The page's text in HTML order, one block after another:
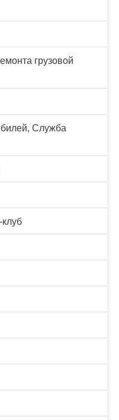
грузовой
Служба